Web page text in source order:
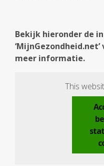
Bekijk hieronder de
meer informatie.
This